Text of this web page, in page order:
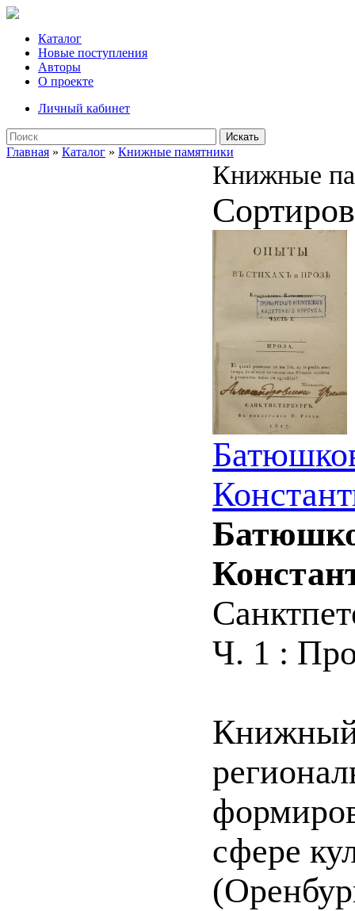
Каталог
Новые поступления
Авторы
О проекте
Личный кабинет
Искать
Главная » Каталог » Книжные памятники
Книжные
Ч. 1 :
Книжный
сфере